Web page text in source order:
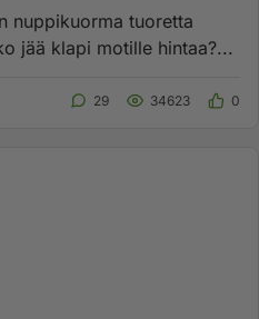
nuppikuorma tuoretta
jää klapi motille hintaa?...
29 34623 0